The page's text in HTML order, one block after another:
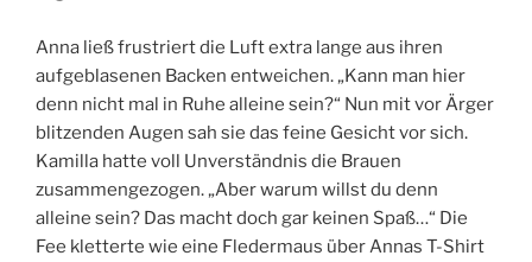
Anna ließ frustriert die Luft extra lange aus ihren
aufgeblasenen Backen entweichen. „Kann man hier
denn nicht mal in Ruhe alleine sein?“ Nun mit vor Ärger
blitzenden Augen sah sie das feine Gesicht vor sich.
Kamilla hatte voll Unverständnis die Brauen
zusammengezogen. „Aber warum willst du denn
alleine sein? Das macht doch gar keinen Spaß…“ Die
Fee kletterte wie eine Fledermaus über Annas T-Shirt